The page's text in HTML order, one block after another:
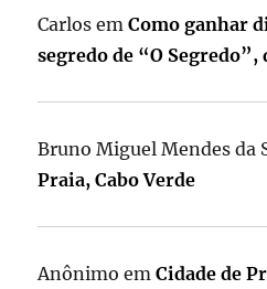
Carlos emComo ganhar
segredo de “O Segredo”,
Bruno Miguel Mendes da
Praia, Cabo Verde
Anônimo emCidade de